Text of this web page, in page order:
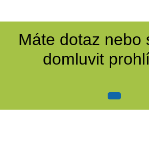
Máte dotaz nebo
domluvit